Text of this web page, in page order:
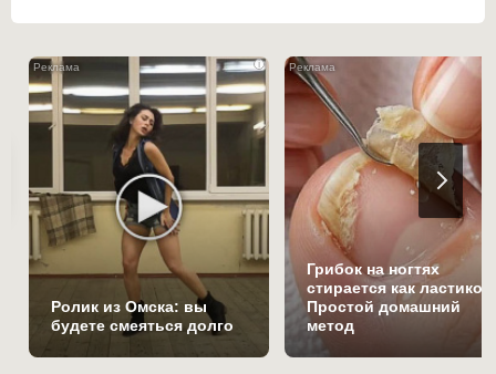
i
Ролик из Омска: вы
будете смеяться долго
Грибок на ногтях
стирается как
Простой домашний
метод